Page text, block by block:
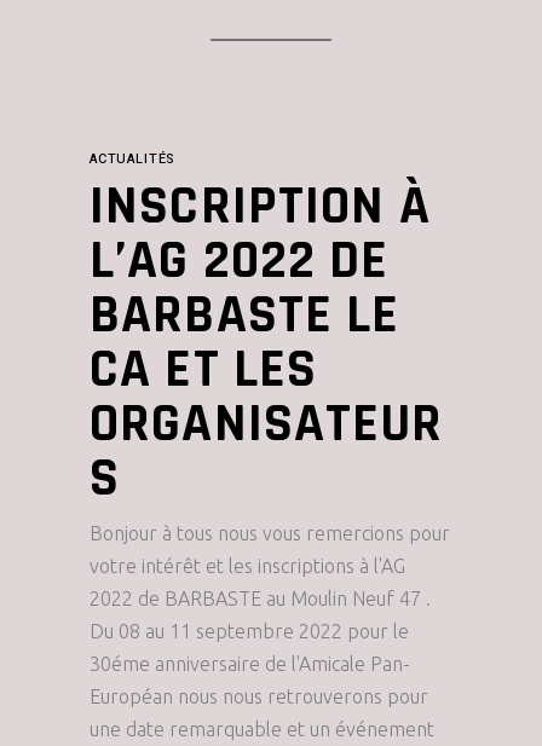
ACTUALITÉS
INSCRIPTION À
L’AG 2022 DE
BARBASTE LE
CA ET LES
ORGANISATEUR
S
Bonjour à tous nous vous remercions pour
votre intérêt et les inscriptions à l'AG
2022 de BARBASTE au Moulin Neuf 47 .
Du 08 au 11 septembre 2022 pour le
30éme anniversaire de l'Amicale Pan-
Européan nous nous retrouverons pour
une date remarquable et un événement